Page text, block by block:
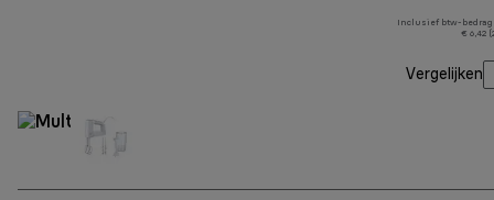
Inclusief btw-bedrag
€ 6,42
Vergelijken